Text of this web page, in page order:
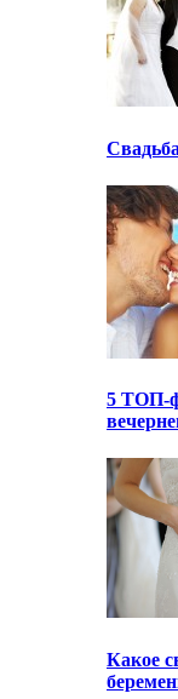
5 ТОП-
Какое